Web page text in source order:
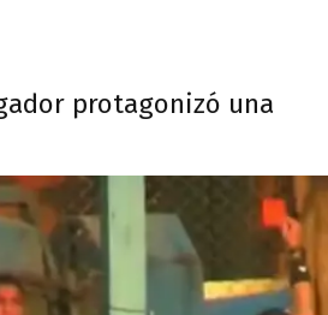
protagonizó una